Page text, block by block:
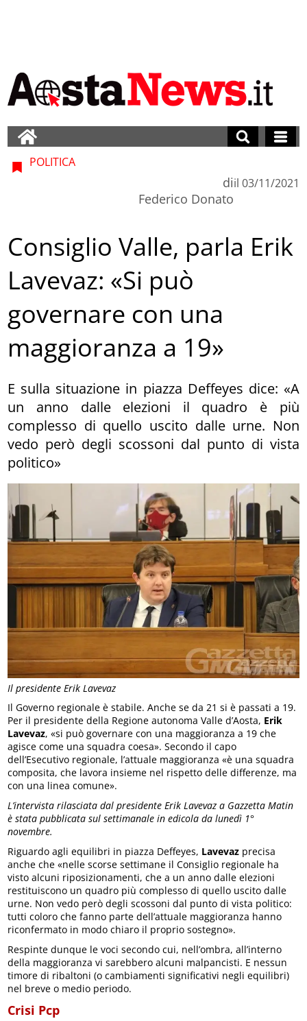
Il presidente Erik Lavevaz
POLITICA
di
Federico Donato
il 03/11/2021
Consiglio Valle, parla Erik
Lavevaz: «Si può
governare con una
maggioranza a 19»
E sulla situazione in piazza Deffeyes dice: «A
un anno dalle elezioni il quadro è più
complesso di quello uscito dalle urne. Non
vedo però degli scossoni dal punto di vista
politico»
Il Governo regionale è stabile. Anche se da 21 si è passati a 19.
Per il presidente della Regione autonoma Valle d’Aosta, Erik
Lavevaz, «si può governare con una maggioranza a 19 che
agisce come una squadra coesa». Secondo il capo
dell’Esecutivo regionale, l’attuale maggioranza «è una squadra
composita, che lavora insieme nel rispetto delle differenze, ma
con una linea comune».
L’intervista rilasciata dal presidente Erik Lavevaz a Gazzetta Matin
è stata pubblicata sul settimanale in edicola da lunedì 1°
novembre.
Riguardo agli equilibri in piazza Deffeyes, Lavevaz precisa
anche che «nelle scorse settimane il Consiglio regionale ha
visto alcuni riposizionamenti, che a un anno dalle elezioni
restituiscono un quadro più complesso di quello uscito dalle
urne. Non vedo però degli scossoni dal punto di vista politico:
tutti coloro che fanno parte dell’attuale maggioranza hanno
riconfermato in modo chiaro il proprio sostegno».
Respinte dunque le voci secondo cui, nell’ombra, all’interno
della maggioranza vi sarebbero alcuni malpancisti. E nessun
timore di ribaltoni (o cambiamenti significativi negli equilibri)
nel breve o medio periodo.
Crisi Pcp